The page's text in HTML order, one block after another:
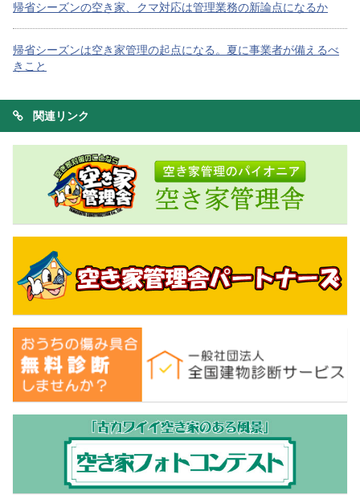
帰省シーズンの空き家、クマ対応は管理業務の新論点になるか
帰省シーズンは空き家管理の起点になる。夏に事業者が備えるべ
きこと
関連リンク